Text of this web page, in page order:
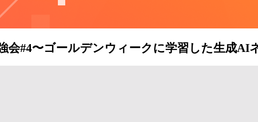
会#4〜ゴールデンウィークに学習した生成AI